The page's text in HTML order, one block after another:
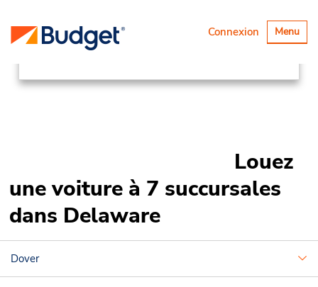
Basculer
la
Menu
Connexion
Succursales
Canada & USA
United States
Delaware
Louez
une voiture à 7 succursales
dans Delaware
Dover